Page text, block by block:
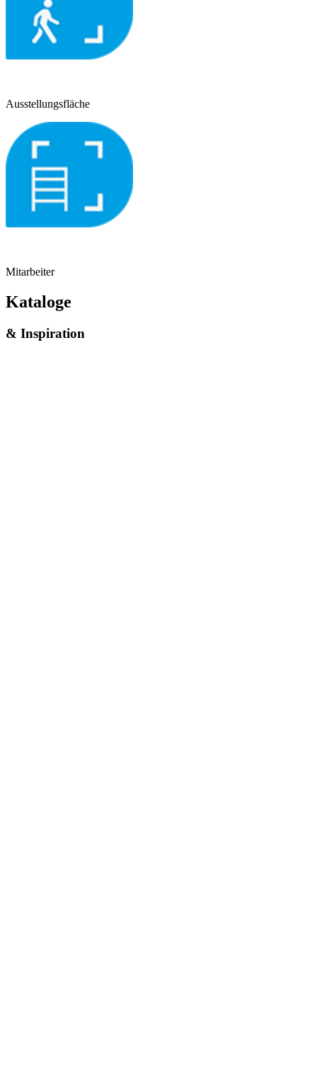
Ausstellungsfläche
Mitarbeiter
Kataloge
& Inspiration